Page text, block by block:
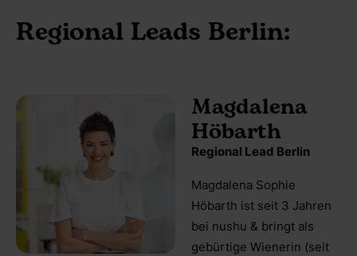
Regional Leads Berlin:
Magdalena
Höbarth
Regional Lead Berlin
Magdalena Sophie
Höbarth ist seit 3 Jahren
bei nushu & bringt als
gebürtige Wienerin (seit